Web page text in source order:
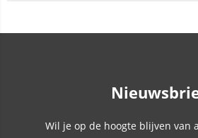
Wil je op de hoogte blijven van